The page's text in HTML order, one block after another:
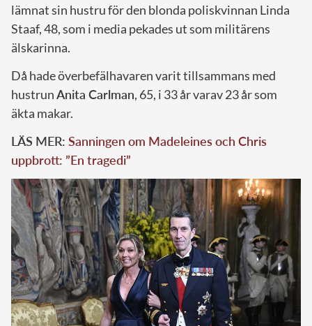
lämnat sin hustru för den blonda poliskvinnan Linda
Staaf, 48, som i media pekades ut som militärens
älskarinna.
Då hade överbefälhavaren varit tillsammans med
hustrunAnita Carlman, 65, i 33 år varav 23 år som
äkta makar.
LÄS MER: Sanningen om Madeleines och Chris
uppbrott: ”En tragedi”